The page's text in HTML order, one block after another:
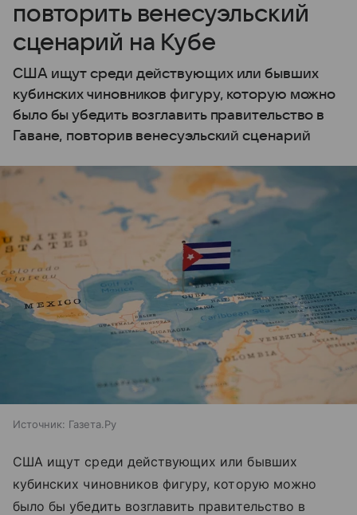
повторить венесуэльский
сценарий на Кубе
США ищут среди действующих или бывших
кубинских чиновников фигуру, которую можно
было бы убедить возглавить правительство в
Гаване, повторив венесуэльский сценарий
Источник: Газета.Ру
США ищут среди действующих или бывших
кубинских чиновников фигуру, которую можно
было бы убедить возглавить правительство в